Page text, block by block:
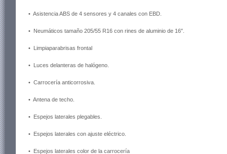
• Asistencia ABS de 4 sensores y 4 canales con EBD.
• Neumáticos tamaño 205/55 R16 con rines de aluminio de 16″.
• Limpiaparabrisas frontal
• Luces delanteras de halógeno.
• Carrocería anticorrosiva.
• Antena de techo.
• Espejos laterales plegables.
• Espejos laterales con ajuste eléctrico.
• Espejos laterales color de la carrocería